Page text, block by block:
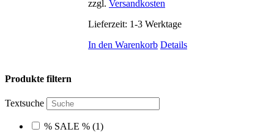
zzgl. Versandkosten
Lieferzeit: 1-3 Werktage
In den Warenkorb Details
Produkte filtern
Textsuche
% SALE % (1)